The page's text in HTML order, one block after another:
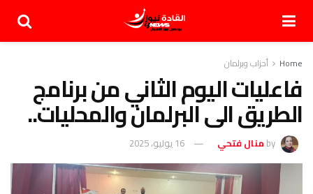
Home أحزاب وبرلمان
فاعليات اليوم الثاني من برنامج
الطريق الى البرلمان والمحليات..
by منال فتحي 16 يوليو، 2025